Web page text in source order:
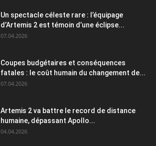
Un spectacle céleste rare : l’équipage
d’Artemis 2 est témoin d’une éclipse...
07.04.2026
Coupes budgétaires et conséquences
fatales : le coût humain du changement de...
07.04.2026
Artemis 2 va battre le record de distance
humaine, dépassant Apollo...
04.04.2026